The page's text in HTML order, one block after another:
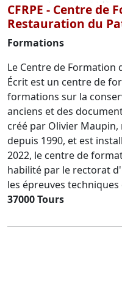
CFRPE - Centre de
Restauration du
Formations
Le Centre de
Écrit est un centre de
formations sur la
anciens et des
créé par Olivier
depuis 1990, et est
2022, le centre de
habilité par le rectorat
les épreuves techniques
37000 Tours